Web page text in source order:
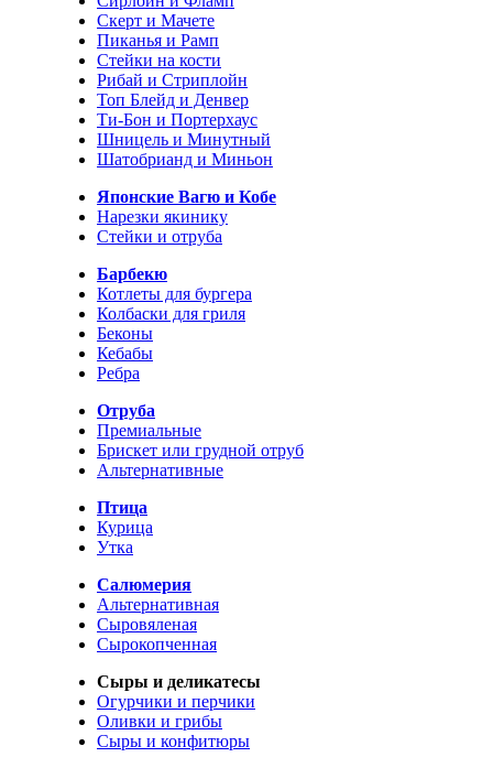
Скерт и Мачете
Пиканья и Рамп
Стейки на кости
Рибай и Стриплойн
Топ Блейд и Денвер
Ти-Бон и Портерхаус
Шницель и Минутный
Шатобрианд и Миньон
Японские Вагю и Кобе
Нарезки якинику
Стейки и отруба
Барбекю
Котлеты для бургера
Колбаски для гриля
Беконы
Кебабы
Ребра
Отруба
Премиальные
Брискет или грудной отруб
Альтернативные
Птица
Курица
Утка
Салюмерия
Альтернативная
Сыровяленая
Сырокопченная
Сыры и деликатесы
Огурчики и перчики
Оливки и грибы
Сыры и конфитюры